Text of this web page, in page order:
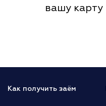
вашу карту
Как получить заём